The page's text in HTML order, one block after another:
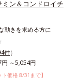
ミン＆コンドロイチ
動きを求める方に
件）
～5,054円
ト価格 8/31まで】